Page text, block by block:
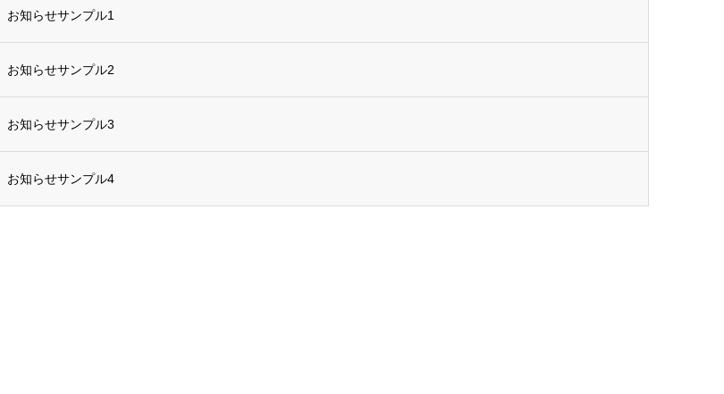
お知らせサンプル1
お知らせサンプル2
お知らせサンプル3
お知らせサンプル4